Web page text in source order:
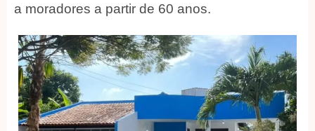
a moradores a partir de 60 anos.